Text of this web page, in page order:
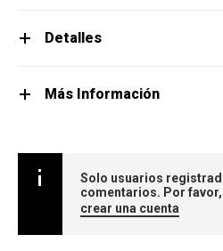
Detalles
Más Información
Solo usuarios
comentarios. Por favor,
crear una cuenta